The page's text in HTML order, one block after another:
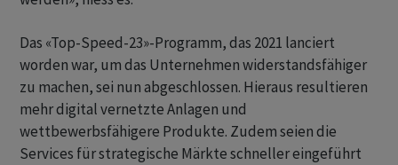
Das «Top-Speed-23»-Programm, das 2021 lanciert
worden war, um das Unternehmen widerstandsfähiger
zu machen, sei nun abgeschlossen. Hieraus resultieren
mehr digital vernetzte Anlagen und
wettbewerbsfähigere Produkte. Zudem seien die
Services für strategische Märkte schneller eingeführt